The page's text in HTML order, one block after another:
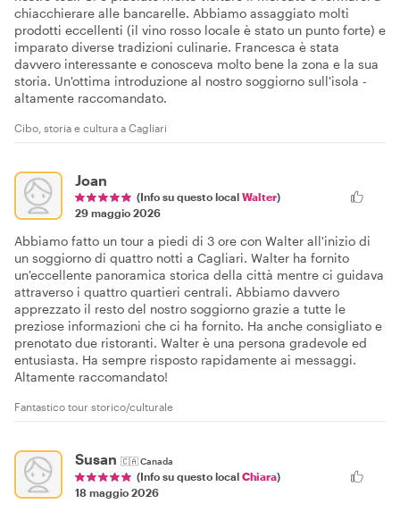
chiacchierare alle bancarelle. Abbiamo assaggiato molti
prodotti eccellenti (il vino rosso locale è stato un punto forte) e
imparato diverse tradizioni culinarie. Francesca è stata
davvero interessante e conosceva molto bene la zona e la sua
storia. Un'ottima introduzione al nostro soggiorno sull'isola -
altamente raccomandato.
Cibo, storia e cultura a Cagliari
Joan
(Info su questo local Walter)
29 maggio 2026
Abbiamo fatto un tour a piedi di 3 ore con Walter all'inizio di
un soggiorno di quattro notti a Cagliari. Walter ha fornito
un'eccellente panoramica storica della città mentre ci guidava
attraverso i quattro quartieri centrali. Abbiamo davvero
apprezzato il resto del nostro soggiorno grazie a tutte le
preziose informazioni che ci ha fornito. Ha anche consigliato e
prenotato due ristoranti. Walter è una persona gradevole ed
entusiasta. Ha sempre risposto rapidamente ai messaggi.
Altamente raccomandato!
Fantastico tour storico/culturale
Susan 🇨🇦Canada
(Info su questo local Chiara)
18 maggio 2026